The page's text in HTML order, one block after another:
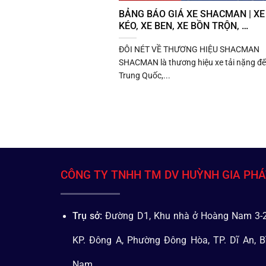
BẢNG BÁO GIÁ XE SHACMAN |
KÉO, XE BEN, XE BỒN TRỘN, …
ĐÔI NÉT VỀ THƯƠNG HIỆU SHACMAN
SHACMAN là thương hiệu xe tải nặng
Trung Quốc,...
CÔNG TY TNHH TM DV HUỲNH GIA
Trụ sở: Đường D1, Khu nhà ở Hoàng Nam 3-
KP. Đông A, Phường Đông Hòa, TP. Dĩ An,